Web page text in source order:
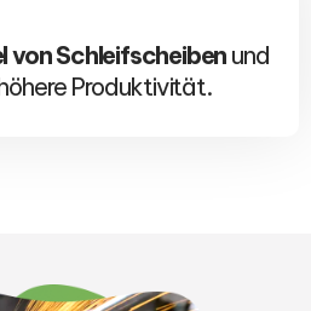
von Schleifscheiben und
Produktivität.